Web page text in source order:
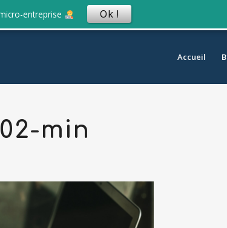
Accueil
min
entreprise Ok !